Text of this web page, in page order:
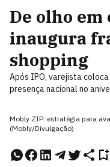
De olho em
inaugura
shopping
Após IPO, varejista
presença nacional no
Mobly ZIP: estratégia para
(Mobly/Divulgação)